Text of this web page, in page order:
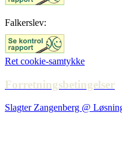
Falkerslev:
Ret cookie-samtykke
Forretningsbetingelser
Slagter Zangenberg @